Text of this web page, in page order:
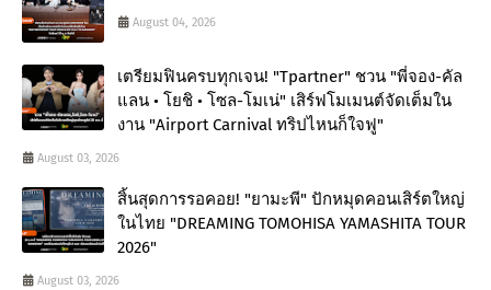
August 04, 2026
เตรียมฟินครบทุกเจน! "Tpartner" ชวน "พี่จอง-คัล
แลน • โยชิ • โซล-โมเน่" เสิร์ฟโมเมนต์จัดเต็มใน
งาน "Airport Carnival ทริปไหนก็ใจฟู"
August 03, 2026
สิ้นสุดการรอคอย! "ยามะพี" ปักหมุดคอนเสิร์ตใหญ่
ในไทย "DREAMING TOMOHISA YAMASHITA TOUR
2026"
August 03, 2026